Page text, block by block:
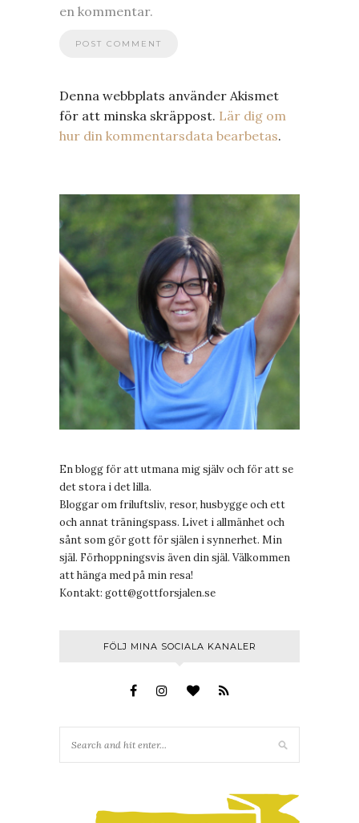
en kommentar.
Denna webbplats använder Akismet
för att minska skräppost. Lär dig om
hur din kommentarsdata bearbetas.
En blogg för att utmana mig själv och för att se
det stora i det lilla.
Bloggar om friluftsliv, resor, husbygge och ett
och annat träningspass. Livet i allmänhet och
sånt som gör gott för själen i synnerhet. Min
själ. Förhoppningsvis även din själ. Välkommen
att hänga med på min resa!
Kontakt: gott@gottforsjalen.se
FÖLJ MINA SOCIALA KANALER